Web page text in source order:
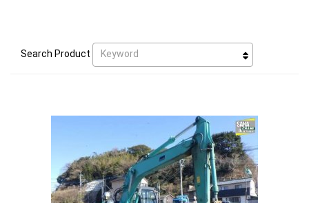
Search Product Keyword